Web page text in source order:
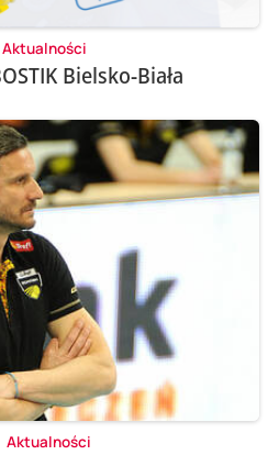
Aktualności
Bielsko-Biała
Aktualności